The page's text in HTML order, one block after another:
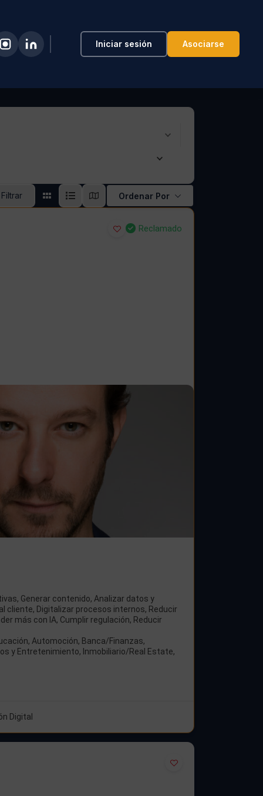
Iniciar sesión Asociarse
Filtrar Ordenar Por
Reclamado
Generar contenido, Analizar datos y
cliente, Digitalizar procesos internos, Reducir
más con IA, Cumplir regulación, Reducir
Automoción, Banca/Finanzas,
y Entretenimiento, Inmobiliario/Real Estate,
Digital